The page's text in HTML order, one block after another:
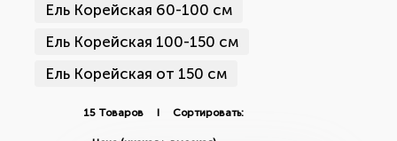
Ель Корейская 60-100 см
Ель Корейская 100-150 см
Ель Корейская от 150 см
15 Товаров I Сортировать: